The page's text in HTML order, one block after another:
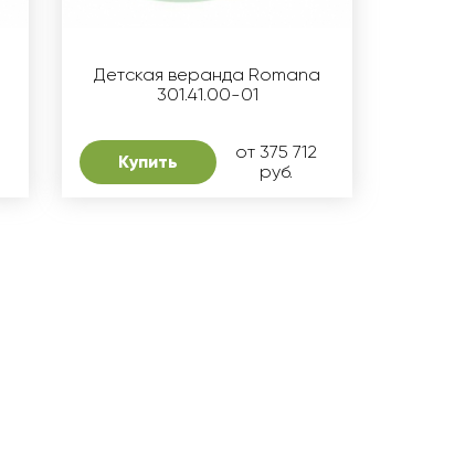
Детская веранда Romana
301.41.00-01
Купить
от 375 712
руб.